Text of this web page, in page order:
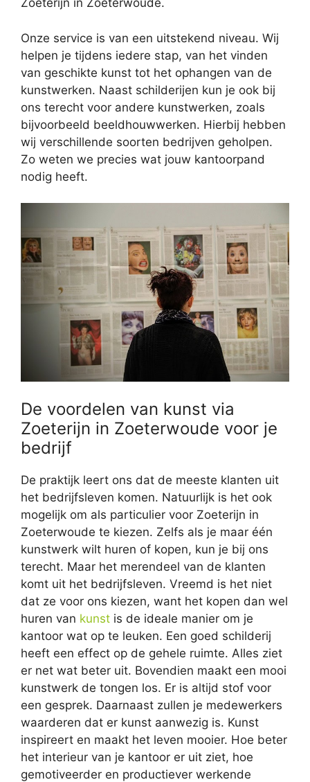
Zoeterijn in Zoeterwoude.
Onze service is van een uitstekend niveau. Wij
helpen je tijdens iedere stap, van het vinden
van geschikte kunst tot het ophangen van de
kunstwerken. Naast schilderijen kun je ook bij
ons terecht voor andere kunstwerken, zoals
bijvoorbeeld beeldhouwwerken. Hierbij hebben
wij verschillende soorten bedrijven geholpen.
Zo weten we precies wat jouw kantoorpand
nodig heeft.
De voordelen van kunst via
Zoeterijn in Zoeterwoude voor je
bedrijf
De praktijk leert ons dat de meeste klanten uit
het bedrijfsleven komen. Natuurlijk is het ook
mogelijk om als particulier voor Zoeterijn in
Zoeterwoude te kiezen. Zelfs als je maar één
kunstwerk wilt huren of kopen, kun je bij ons
terecht. Maar het merendeel van de klanten
komt uit het bedrijfsleven. Vreemd is het niet
dat ze voor ons kiezen, want het kopen dan wel
huren van kunst is de ideale manier om je
kantoor wat op te leuken. Een goed schilderij
heeft een effect op de gehele ruimte. Alles ziet
er net wat beter uit. Bovendien maakt een mooi
kunstwerk de tongen los. Er is altijd stof voor
een gesprek. Daarnaast zullen je medewerkers
waarderen dat er kunst aanwezig is. Kunst
inspireert en maakt het leven mooier. Hoe beter
het interieur van je kantoor er uit ziet, hoe
gemotiveerder en productiever werkende